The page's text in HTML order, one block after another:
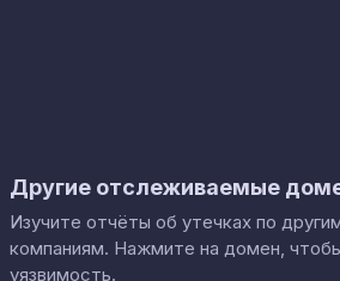
Другие отслеживаемые
Изучите отчёты об утечках по
компаниям. Нажмите на домен,
уязвимость.